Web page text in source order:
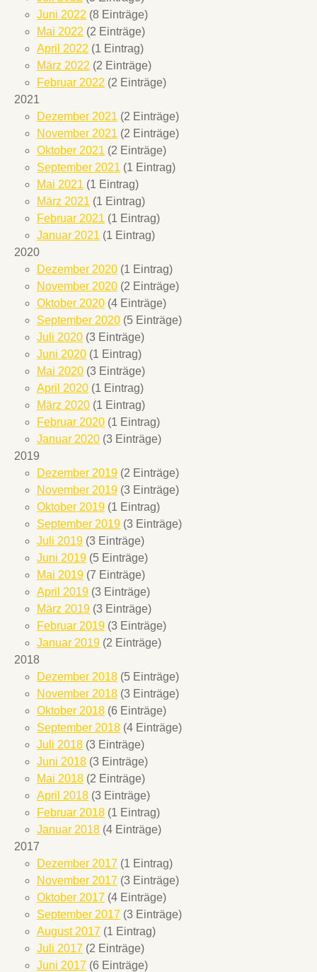
Juni 2022 (8 Einträge)
Mai 2022 (2 Einträge)
April 2022 (1 Eintrag)
März 2022 (2 Einträge)
Februar 2022 (2 Einträge)
2021
Dezember 2021 (2 Einträge)
November 2021 (2 Einträge)
Oktober 2021 (2 Einträge)
September 2021 (1 Eintrag)
Mai 2021 (1 Eintrag)
März 2021 (1 Eintrag)
Februar 2021 (1 Eintrag)
Januar 2021 (1 Eintrag)
2020
Dezember 2020 (1 Eintrag)
November 2020 (2 Einträge)
Oktober 2020 (4 Einträge)
September 2020 (5 Einträge)
Juli 2020 (3 Einträge)
Juni 2020 (1 Eintrag)
Mai 2020 (3 Einträge)
April 2020 (1 Eintrag)
März 2020 (1 Eintrag)
Februar 2020 (1 Eintrag)
Januar 2020 (3 Einträge)
2019
Dezember 2019 (2 Einträge)
November 2019 (3 Einträge)
Oktober 2019 (1 Eintrag)
September 2019 (3 Einträge)
Juli 2019 (3 Einträge)
Juni 2019 (5 Einträge)
Mai 2019 (7 Einträge)
April 2019 (3 Einträge)
März 2019 (3 Einträge)
Februar 2019 (3 Einträge)
Januar 2019 (2 Einträge)
2018
Dezember 2018 (5 Einträge)
November 2018 (3 Einträge)
Oktober 2018 (6 Einträge)
September 2018 (4 Einträge)
Juli 2018 (3 Einträge)
Juni 2018 (3 Einträge)
Mai 2018 (2 Einträge)
April 2018 (3 Einträge)
Februar 2018 (1 Eintrag)
Januar 2018 (4 Einträge)
2017
Dezember 2017 (1 Eintrag)
November 2017 (3 Einträge)
Oktober 2017 (4 Einträge)
September 2017 (3 Einträge)
August 2017 (1 Eintrag)
Juli 2017 (2 Einträge)
Juni 2017 (6 Einträge)